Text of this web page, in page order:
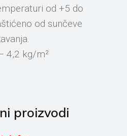
od +5 do
od sunčeve
4,2 kg/m²
proizvodi